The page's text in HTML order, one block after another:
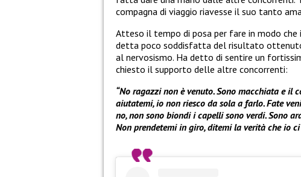
compagna di viaggio riavesse il suo tanto
Atteso il tempo di posa per fare in modo che
detta poco soddisfatta del risultato ottenuto
al nervosismo. Ha detto di sentire un
chiesto il supporto delle altre concorrenti:
“No ragazzi non è venuto. Sono macchiata e il
aiutatemi, io non riesco da sola a farlo. Fate
no, non sono biondi i capelli sono verdi. Sono
Non prendetemi in giro, ditemi la verità che io ci